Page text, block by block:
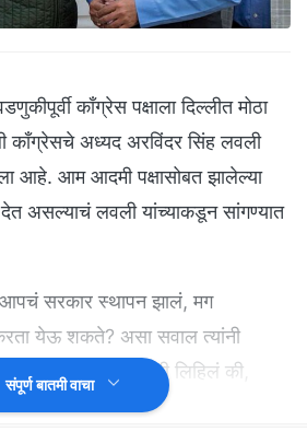
काँग्रेस पक्षाला दिल्लीत मोठा
काँग्रेसचे अध्यद अरविंदर सिंह लवली
आहे. आम आदमी पक्षासोबत झालेल्या
देत असल्याचं लवली यांच्याकडून सांगण्यात
सरकार स्थापन झालं, मग
येऊ शकते? असा सवाल त्यांनी
देताना त्यांनी लिहिलं की,
युती केली ज्यांनी काँग्रेस
संपूर्ण बातमी वाचा